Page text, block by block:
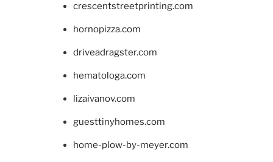
crescentstreetprinting.com
hornopizza.com
driveadragster.com
hematologa.com
lizaivanov.com
guesttinyhomes.com
home-plow-by-meyer.com